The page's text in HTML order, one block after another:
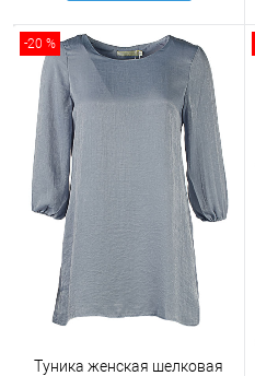
-20 %
Туника женская шелковая